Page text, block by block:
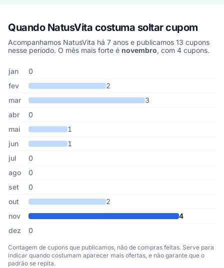
Quando NatusVita costuma soltar cupom
Acompanhamos NatusVita há 7 anos e publicamos 13 cupons
nesse período. O mês mais forte é novembro, com 4 cupons.
Cupons de NatusVita publicados por mês, somando os últimos 7
Mês Cupons publicados
jan
0
fev
2
mar
3
abr
0
mai
1
jun
1
jul
0
ago
0
set
0
out
2
nov
4
dez
0
Contagem de cupons que publicamos, não de compras feitas. Serve para
indicar quando costumam aparecer mais ofertas, e não garante que o
padrão se repita.